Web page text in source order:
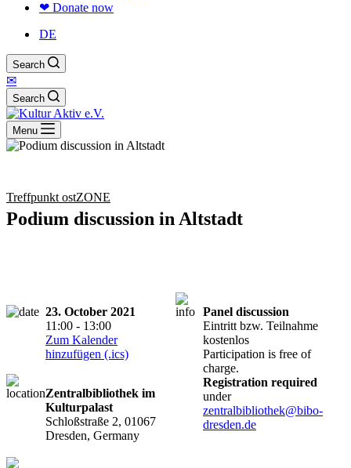
❤ Donate now
DE
Search
✉
Search
Menu
Treffpunkt ostZONE
Podium discussion in Altstadt
23. October 2021
11:00 - 13:00
Zum Kalender
hinzufügen (.ics)
Zentralbibliothek im
Kulturpalast
Schloßstraße 2, 01067
Dresden, Germany
Panel discussion
Eintritt bzw. Teilnahme
kostenlos
Participation is free of
charge.
Registration required
under
zentralbibliothek@bibo-
dresden.de